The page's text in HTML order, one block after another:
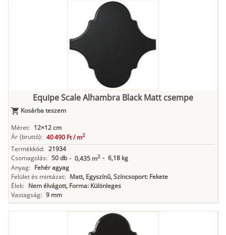
Equipe Scale Alhambra Black Matt csempe
Kosárba teszem
Méret: 12×12 cm
Ár (bruttó): 40 490 Ft /m2
Termékkód: 21934
Csomagolás: 50 db - 0,435 m2 - 6,18 kg
Anyag: Fehér agyag
Felület és mintázat: Matt, Egyszínű, Színcsoport: Fekete
Élek: Nem élvágott, Forma: Különleges
Vastagság: 9 mm